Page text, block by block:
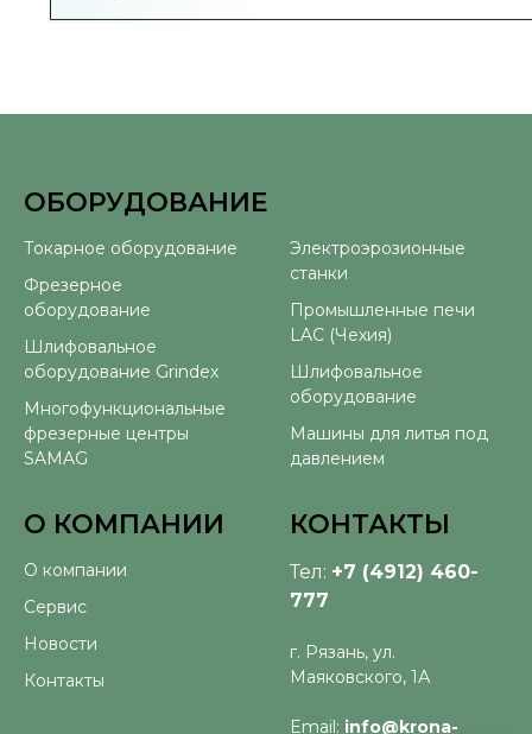
ОБОРУДОВАНИЕ
Токарное оборудование
Фрезерное
оборудование
Шлифовальное
оборудование Grindex
Многофункциональные
фрезерные центры
SAMAG
Электроэрозионные
станки
Промышленные печи
LAC (Чехия)
Шлифовальное
оборудование
Машины для литья под
давлением
О КОМПАНИИ
О компании
Сервис
Новости
Контакты
КОНТАКТЫ
Тел: +7 (4912) 460-
777
г. Рязань, ул.
Маяковского, 1А
Email: info@krona-